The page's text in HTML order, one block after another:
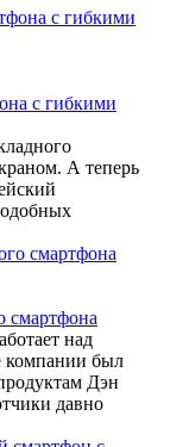
с гибкими
А теперь
смартфона
над
компании был
Дэн
давно